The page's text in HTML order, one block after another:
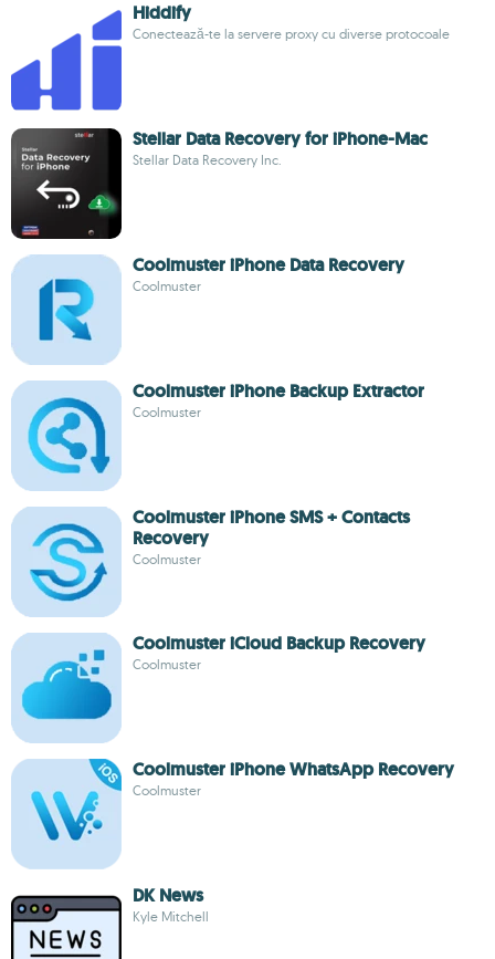
Hiddify
Conectează-te la servere proxy cu diverse protocoale
Stellar Data Recovery for iPhone-Mac
Stellar Data Recovery Inc.
Coolmuster iPhone Data Recovery
Coolmuster
Coolmuster iPhone Backup Extractor
Coolmuster
Coolmuster iPhone SMS + Contacts
Recovery
Coolmuster
Coolmuster iCloud Backup Recovery
Coolmuster
Coolmuster iPhone WhatsApp Recovery
Coolmuster
DK News
Kyle Mitchell